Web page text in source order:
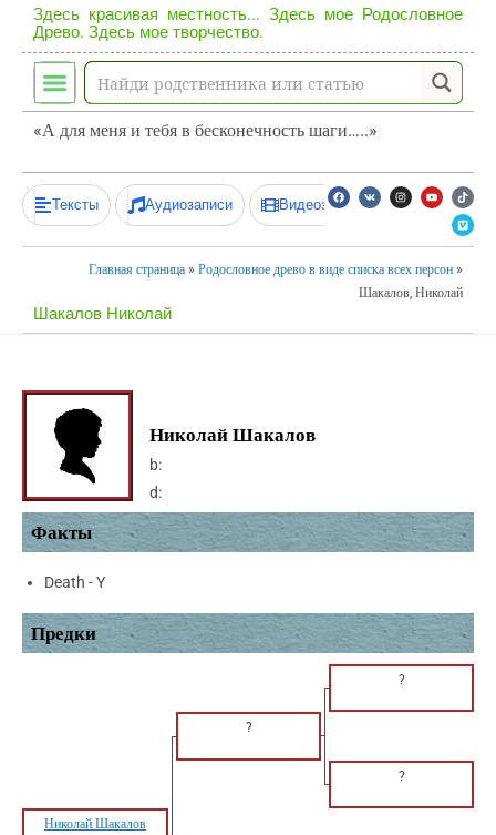
Здесь красивая местность... Здесь мое Родословное
Древо. Здесь мое творчество.
«А для меня и тебя в бесконечность шаги…..»
Тексты Аудиозаписи Видеозаписи
Главная страница » Родословное древо в виде списка всех персон »
Шакалов, Николай
Шакалов Николай
Николай Шакалов
b:
d:
Факты
Death - Y
Предки
?
?
?
Николай Шакалов